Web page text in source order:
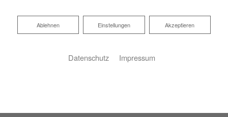
Akzeptieren
Einstellungen
Ablehnen
Ablehnen
Datenschutz Impressum